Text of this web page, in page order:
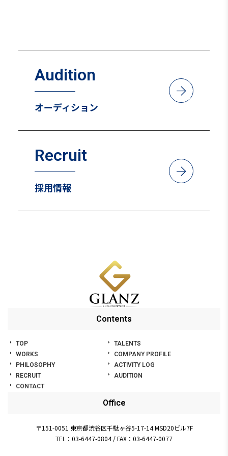
Audition
オーディション
arrow_forward
Recruit
採用情報
arrow_forward
Contents
TOP
TALENTS
WORKS
COMPANY PROFILE
PHILOSOPHY
ACTIVITY LOG
RECRUIT
AUDITION
CONTACT
Office
〒151-0051 東京都渋谷区千駄ヶ谷5-17-14 MSD20ビル7F
TEL：03-6447-0804/FAX：03-6447-0077